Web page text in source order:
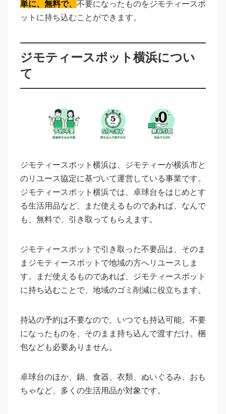
単に、無料で、 不要になったものをジモティースポ
ットに持ち込むことができます。
ジモティースポット横浜につい
て
ジモティースポット横浜は、ジモティーが横浜市と
のリユース協定に基づいて運営している事業です。
ジモティースポット横浜では、卓球台をはじめとす
る生活用品など、まだ使えるものであれば、なんで
も、無料で、引き取ってもらえます。
ジモティースポットで引き取った不要品は、そのま
まジモティースポットで地域の方へリユースしま
す。まだ使えるものであれば、ジモティースポット
に持ち込むことで、地域のゴミ削減に役立ちます。
持込の予約は不要なので、いつでも持込可能。不要
になったものを、そのまま持ち込んで渡すだけ。梱
包なども必要ありません。
卓球台のほか、鍋、食器、衣類、ぬいぐるみ、おも
ちゃなど、多くの生活用品が対象です。